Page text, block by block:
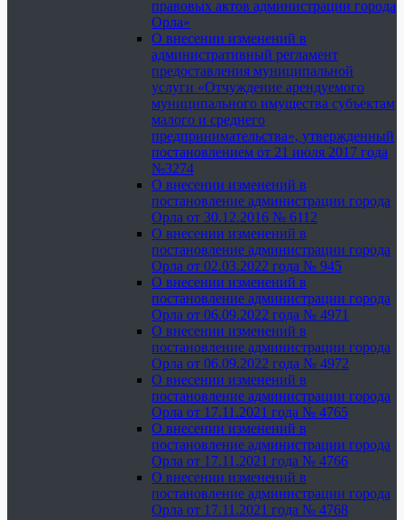
правовых актов администрации города
Орла»
О внесении изменений в
административный регламент
предоставления муниципальной
услуги «Отчуждение арендуемого
муниципального имущества субъектам
малого и среднего
предпринимательства», утвержденный
постановлением от 21 июля 2017 года
№3274
О внесении изменений в
постановление администрации города
Орла от 30.12.2016 № 6112
О внесении изменений в
постановление администрации города
Орла от 02.03.2022 года № 945
О внесении изменений в
постановление администрации города
Орла от 06.09.2022 года № 4971
О внесении изменений в
постановление администрации города
Орла от 06.09.2022 года № 4972
О внесении изменений в
постановление администрации города
Орла от 17.11.2021 года № 4765
О внесении изменений в
постановление администрации города
Орла от 17.11.2021 года № 4766
О внесении изменений в
постановление администрации города
Орла от 17.11.2021 года № 4768